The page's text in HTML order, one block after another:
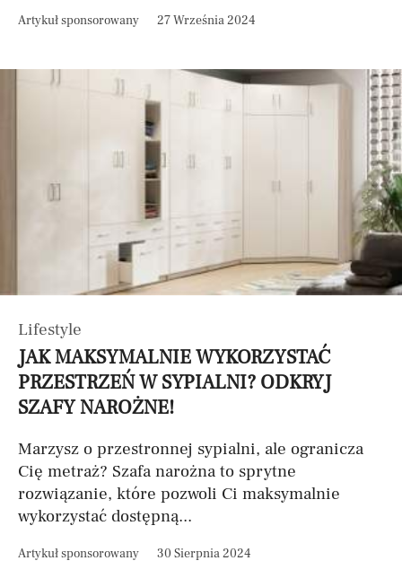
Artykuł sponsorowany 27 Września 2024
Lifestyle
JAK MAKSYMALNIE WYKORZYSTAĆ
PRZESTRZEŃ W SYPIALNI? ODKRYJ
SZAFY NAROŻNE!
Marzysz o przestronnej sypialni, ale ogranicza
Cię metraż? Szafa narożna to sprytne
rozwiązanie, które pozwoli Ci maksymalnie
wykorzystać dostępną...
Artykuł sponsorowany 30 Sierpnia 2024